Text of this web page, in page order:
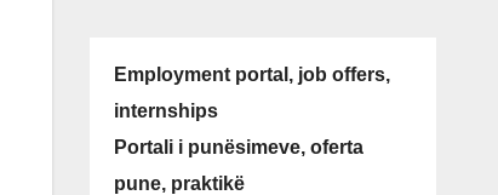
Employment portal, job offers,
internships
Portali i punësimeve, oferta
pune, praktikë